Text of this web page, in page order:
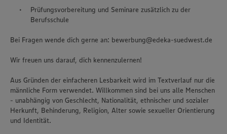
Prüfungsvorbereitung und Seminare zusätzlich zu der
Berufsschule
Bei Fragen wende dich gerne an: bewerbung@edeka-suedwest.de
Wir freuen uns darauf, dich kennenzulernen!
Aus Gründen der einfacheren Lesbarkeit wird im Textverlauf nur die
männliche Form verwendet. Willkommen sind bei uns alle Menschen
- unabhängig von Geschlecht, Nationalität, ethnischer und sozialer
Herkunft, Behinderung, Religion, Alter sowie sexueller Orientierung
und Identität.